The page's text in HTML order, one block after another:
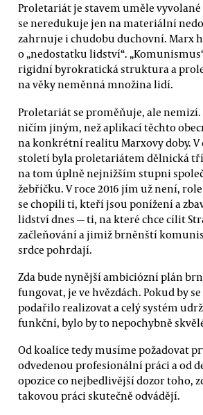
Proletariát je stavem uměle
se neredukuje jen na materiální
zahrnuje i chudobu duchovní. Marx
o „nedostatku lidství“.
rigidní byrokratická struktura a
na věky neměnná množina lidí.
Proletariát se proměňuje, ale
ničím jiným, než aplikací těchto
na konkrétní realitu Marxovy doby. V
století byla proletariátem dělnická
na tom úplně nejnižším stupni
žebříčku. V roce 2016 jím už není,
se chopili ti, kteří jsou ponížení a
lidství dnes — ti, na které chce cílit
začleňování a jimiž brněnští
srdce pohrdají.
Zda bude nynější ambiciózní plán
fungovat, je ve hvězdách. Pokud by
podařilo realizovat a celý systém
funkční, bylo by to nepochybně
Od koalice tedy musíme požadovat
odvedenou profesionální práci a od
opozice co nejbedlivější dozor toho,
takovou práci skutečně odvádějí.